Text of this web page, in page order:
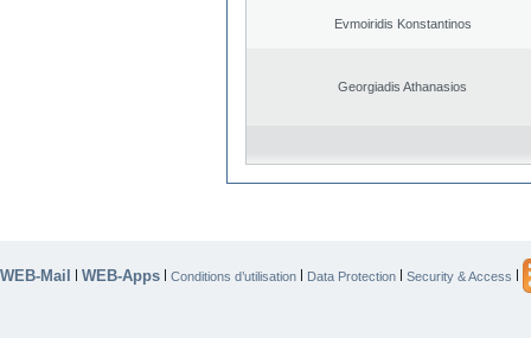
Evmoiridis Konstantinos
Georgiadis Athanasios
WEB-Mail | WEB-Apps | Conditions d’utilisation | Data Protection | Security & Access |